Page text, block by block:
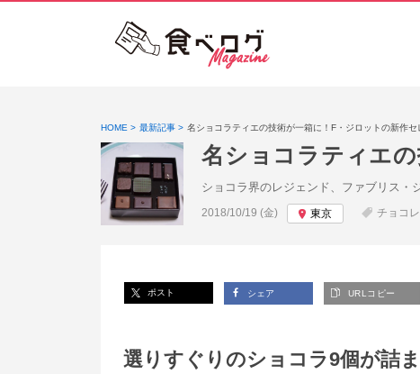
HOME 最新記事 名ショコラティエの技術が一箱に！F・ジロットの新作セ
名ショコラティエ
ショコラ界のレジェンド、ファブリス・
投稿日:
2018/10/19 (金) 東京 チョコ
ポスト シェア URLコピー
選りすぐりのショコラ9個が詰